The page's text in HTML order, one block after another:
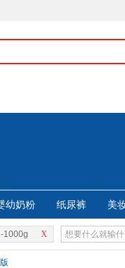
幼奶粉 纸尿裤 美
X
1000g